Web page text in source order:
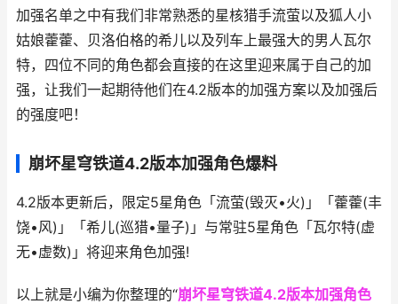
加强名单之中有我们非常熟悉的星核猎手流萤以及狐人小
姑娘藿藿、贝洛伯格的希儿以及列车上最强大的男人瓦尔
特，四位不同的角色都会直接的在这里迎来属于自己的加
强，让我们一起期待他们在4.2版本的加强方案以及加强后
的强度吧！
崩坏星穹铁道4.2版本加强角色爆料
4.2版本更新后，限定5星角色「流萤(毁灭•火)」「藿藿(丰
饶•风)」「希儿(巡猎•量子)」与常驻5星角色「瓦尔特(虚
无•虚数)」将迎来角色加强!
以上就是小编为你整理的“崩坏星穹铁道4.2版本加强角色